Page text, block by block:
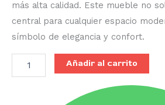
más alta calidad. Este mueble no
central para cualquier espacio
símbolo de elegancia y confort.
Añadir al carrito